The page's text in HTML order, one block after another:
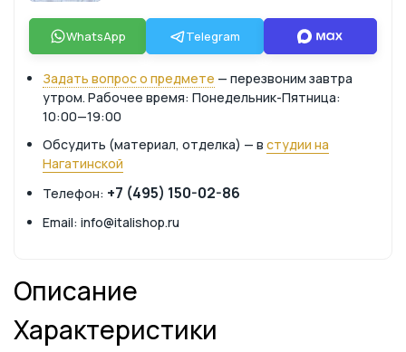
WhatsApp Telegram
Задать вопрос о предмете — перезвоним завтра
утром. Рабочее время: Понедельник-Пятница:
10:00—19:00
Обсудить (материал, отделка) — в студии на
Нагатинской
Телефон: +7 (495) 150-02-86
Email: info@italishop.ru
Описание
Характеристики